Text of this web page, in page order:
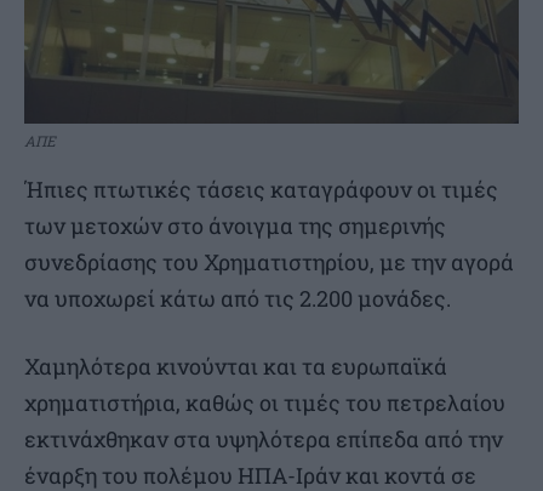
ΑΠΕ
Ήπιες πτωτικές τάσεις καταγράφουν οι τιμές
των μετοχών στο άνοιγμα της σημερινής
συνεδρίασης του Χρηματιστηρίου, με την αγορά
να υποχωρεί κάτω από τις 2.200 μονάδες.
Χαμηλότερα κινούνται και τα ευρωπαϊκά
χρηματιστήρια, καθώς οι τιμές του πετρελαίου
εκτινάχθηκαν στα υψηλότερα επίπεδα από την
έναρξη του πολέμου ΗΠΑ-Ιράν και κοντά σε